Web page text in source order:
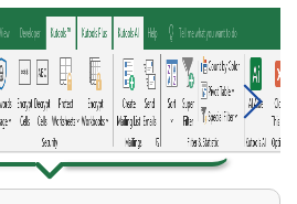
aller
erkunden